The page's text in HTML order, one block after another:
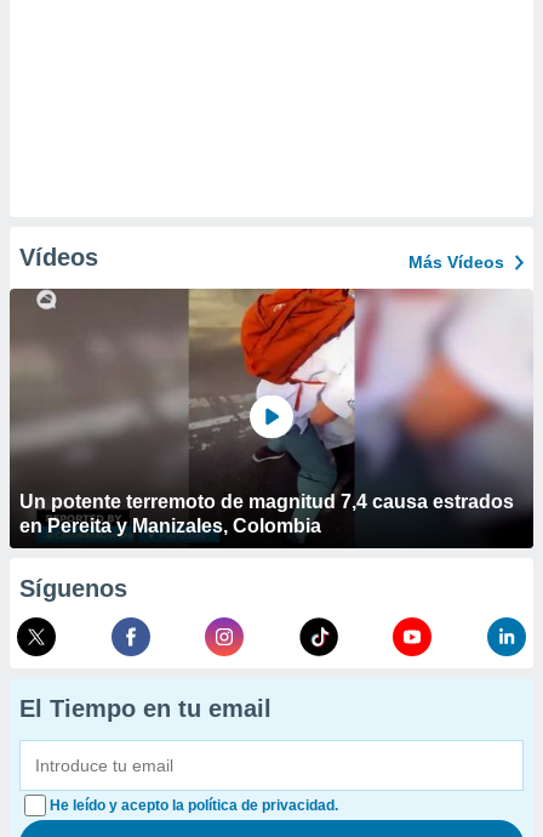
Vídeos Más Vídeos
Un potente terremoto de magnitud 7,4 causa estrados
en Pereita y Manizales, Colombia
Síguenos
El Tiempo en tu email
He leído y acepto la política de privacidad.